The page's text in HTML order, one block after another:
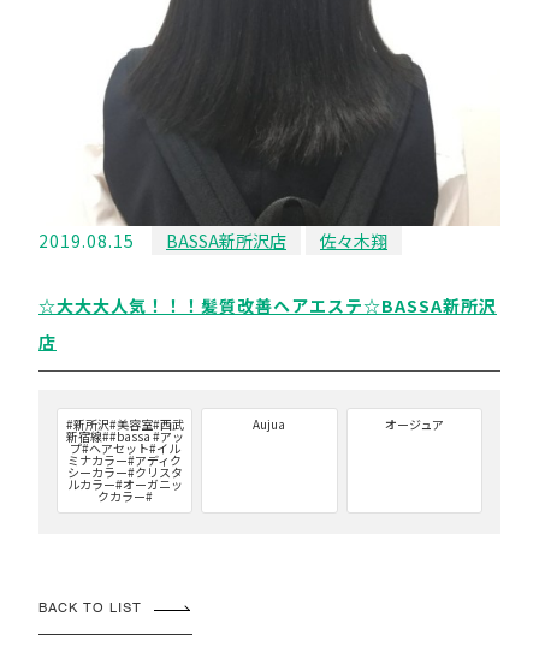
2019.08.15 BASSA新所沢店 佐々木翔
☆大大大人気！！！髪質改善ヘアエステ☆BASSA新所沢
店
#新所沢#美容室#西武
新宿線##bassa #アッ
プ#ヘアセット#イル
ミナカラー#アディク
シーカラー#クリスタ
ルカラー#オーガニッ
クカラー#
Aujua オージュア
BACK TO LIST